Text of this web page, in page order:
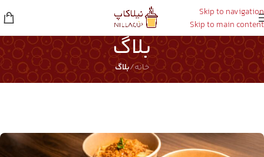
Skip to navigation
Skip to main content
بلاگ
خانه/بلاگ